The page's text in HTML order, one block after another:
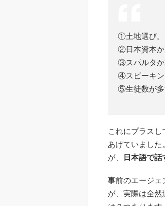
①土地選び。
②日本資本か
③スパルタか
④スピーキン
⑤生徒数が多
これにプラスし
あげていまし
が、
日本語で
事前のエージェ
が、実際は全